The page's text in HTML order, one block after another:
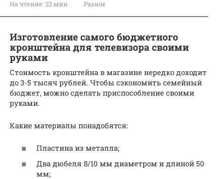
На чтение: 22 мин Разное
Изготовление самого бюджетного
кронштейна для телевизора своими
руками
Стоимость кронштейна в магазине нередко доходит
до 3-5 тысяч рублей. Чтобы сэкономить семейный
бюджет, можно сделать приспособление своими
руками.
Какие материалы понадобятся:
Пластина из металла;
Два дюбеля 8/10 мм диаметром и длиной 50
мм;